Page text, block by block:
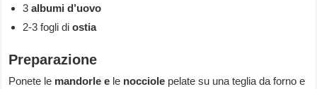
3albumi d’uovo
2-3 fogli diostia
Preparazione
Ponete le mandorle e le nocciole pelate su una teglia da forno e